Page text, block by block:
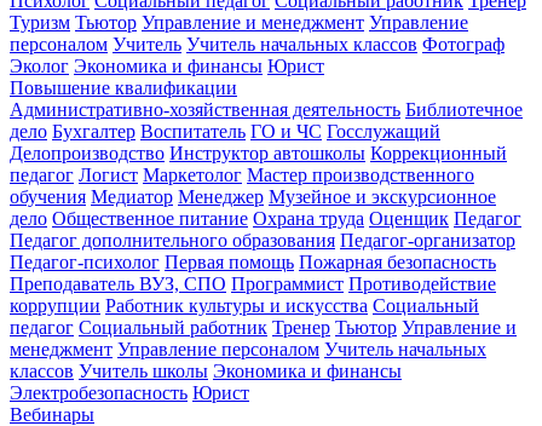
Туризм Тьютор Управление и менеджмент Управление
персоналом Учитель Учитель начальных классов Фотограф
Эколог Экономика и финансы Юрист
Повышение квалификации
Административно-хозяйственная деятельность Библиотечное
дело Бухгалтер Воспитатель ГО и ЧС Госслужащий
Делопроизводство Инструктор автошколы Коррекционный
педагог Логист Маркетолог Мастер производственного
обучения Медиатор Менеджер Музейное и экскурсионное
дело Общественное питание Охрана труда Оценщик Педагог
Педагог дополнительного образования Педагог-организатор
Педагог-психолог Первая помощь Пожарная безопасность
Преподаватель ВУЗ, СПО Программист Противодействие
коррупции Работник культуры и искусства Социальный
педагог Социальный работник Тренер Тьютор Управление и
менеджмент Управление персоналом Учитель начальных
классов Учитель школы Экономика и финансы
Электробезопасность Юрист
Вебинары